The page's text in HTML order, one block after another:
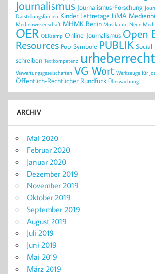
Journalismus Journalismus-Forschung
Darstellungsformen Kinder Lettretage LiMA
Medienwissenschaft MHMK Berlin Musik und Neue
OER OERcamp Online-Journalismus Open
Resources Pop-Symbole PUBLIK Social
schreiben Textkompetenz urheberrecht
Verwertungsgesellschaften VG Wort Werkzeuge für
Öffentlich-Rechtlicher Rundfunk Überwachung
ARCHIV
Mai 2020
Februar 2020
Januar 2020
Dezember 2019
November 2019
Oktober 2019
September 2019
August 2019
Juli 2019
Juni 2019
Mai 2019
März 2019